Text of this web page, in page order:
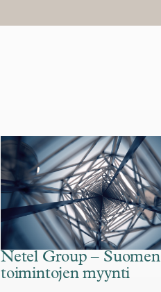
Netel Group – Suomen
toimintojen myynti